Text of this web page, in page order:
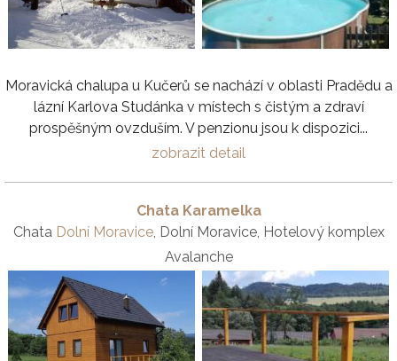
Moravická chalupa u Kučerů se nachází v oblasti Pradědu a
lázní Karlova Studánka v místech s čistým a zdraví
prospěšným ovzduším. V penzionu jsou k dispozici...
zobrazit detail
Chata Karamelka
Chata Dolní Moravice, Dolní Moravice, Hotelový komplex
Avalanche